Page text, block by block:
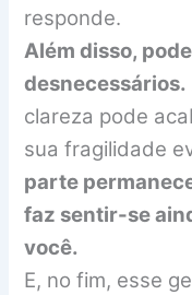
responde.
Além disso,
desnecessários.
clareza pode
sua fragilidade
parte
faz sentir-se
você.
E, no fim, esse